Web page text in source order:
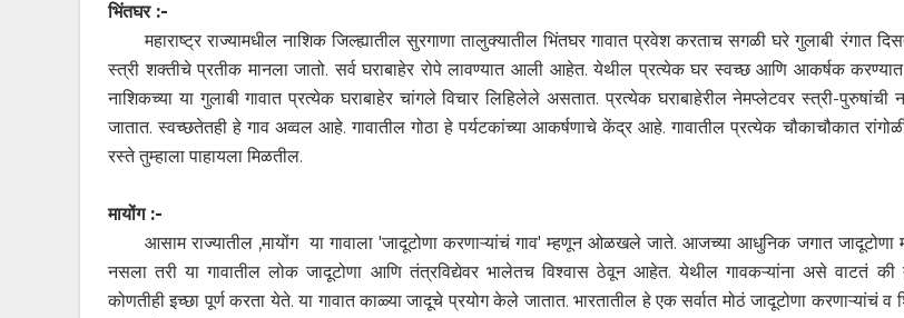
भिंतघर :-
महाराष्ट्र राज्यामधील नाशिक जिल्ह्यातील सुरगाणा तालुक्यातील भिंतघर गावात प्रवेश करताच सगळी घरे गुलाबी रंगात
स्त्री शक्तीचे प्रतीक मानला जातो. सर्व घराबाहेर रोपे लावण्यात आली आहेत. येथील प्रत्येक घर स्वच्छ आणि आकर्षक
नाशिकच्या या गुलाबी गावात प्रत्येक घराबाहेर चांगले विचार लिहिलेले असतात. प्रत्येक घराबाहेरील नेमप्लेटवर स्त्री-पुरुषांची
जातात. स्वच्छतेतही हे गाव अव्वल आहे. गावातील गोठा हे पर्यटकांच्या आकर्षणाचे केंद्र आहे. गावातील प्रत्येक चौकाचौकात
रस्ते तुम्हाला पाहायला मिळतील.
मायोंग :-
आसाम राज्यातील ,मायोंग या गावाला 'जादूटोणा करणाऱ्यांचं गाव' म्हणून ओळखले जाते. आजच्या आधुनिक जगात जादूटोणा
नसला तरी या गावातील लोक जादूटोणा आणि तंत्रविद्येवर भालेतच विश्वास ठेवून आहेत. येथील गावकऱ्यांना असे वाटतं की
कोणतीही इच्छा पूर्ण करता येते. या गावात काळ्या जादूचे प्रयोग केले जातात. भारतातील हे एक सर्वात मोठं जादूटोणा करणाऱ्यांचं व